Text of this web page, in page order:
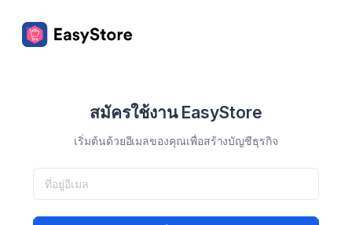
สมัครใช้งาน EasyStore
เริ่มต้นด้วยอีเมลของคุณเพื่อสร้างบัญชีธุรกิจ